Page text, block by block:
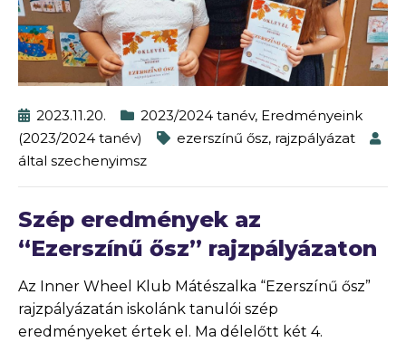
2023.11.20. 2023/2024 tanév, Eredményeink
(2023/2024 tanév)
ezerszínű ősz, rajzpályázat
által szechenyimsz
Szép eredmények az
“Ezerszínű ősz” rajzpályázaton
Az Inner Wheel Klub Mátészalka “Ezerszínű ősz”
rajzpályázatán iskolánk tanulói szép
eredményeket értek el. Ma délelőtt két 4.